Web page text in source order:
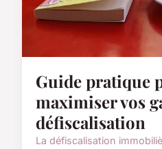
Guide pratique
maximiser vos
défiscalisation
La défiscalisation